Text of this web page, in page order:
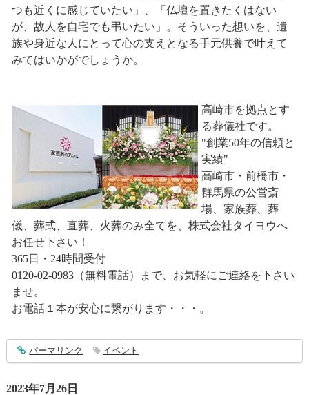
つも近くに感じていたい」、「仏壇を置きたくはない
が、故人を自宅でも弔いたい」。そういった想いを、遺
族や身近な人にとって心の支えとなる手元供養で叶えて
みてはいかがでしょうか。
高崎市を拠点とす
る葬儀社です。
"創業50年の信頼と
実績"
高崎市・前橋市・
群馬県の公営斎
場、家族葬、葬
儀、葬式、直葬、火葬のみ全てを、株式会社タイヨウへ
お任せ下さい！
365日・24時間受付
0120-02-0983（無料電話）まで、お気軽にご連絡を下さい
ませ。
お電話１本が安心に繋がります・・・。
entry4016
パーマリンク イベント
2023年7月26日